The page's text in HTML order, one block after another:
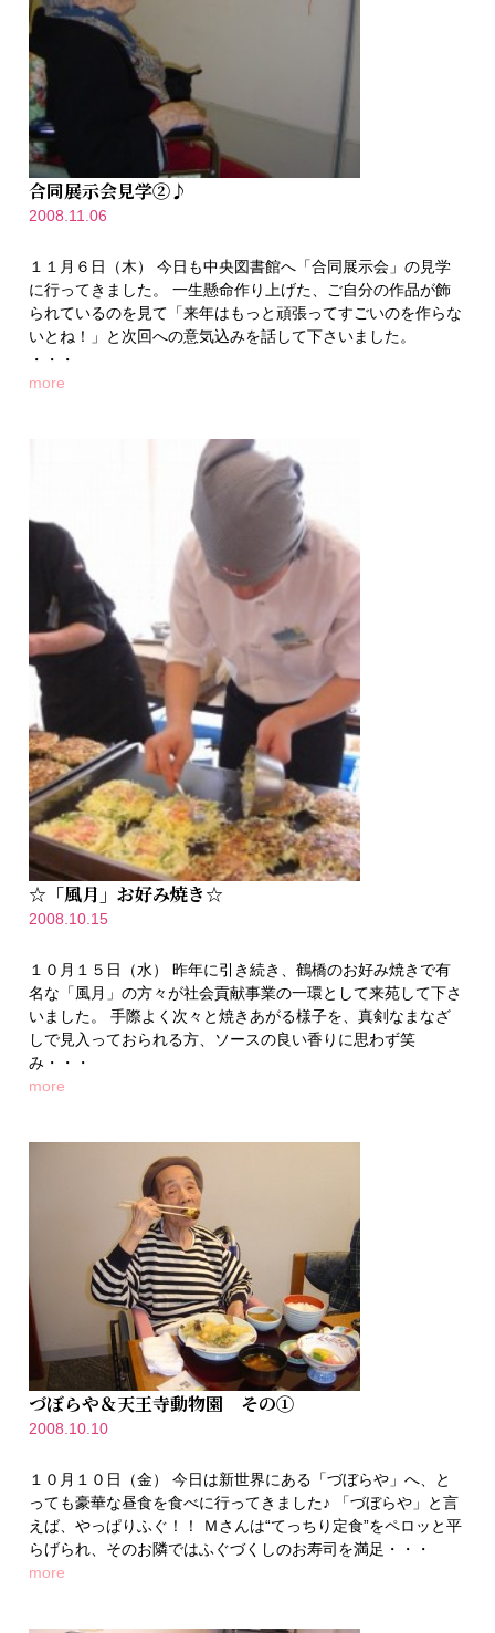
合同展示会見学②♪
2008.11.06
１１月６日（木） 今日も中央図書館へ「合同展示会」の見学
に行ってきました。 一生懸命作り上げた、ご自分の作品が飾
られているのを見て「来年はもっと頑張ってすごいのを作らな
いとね！」と次回への意気込みを話して下さいました。
・・・
more
☆「風月」お好み焼き☆
2008.10.15
１０月１５日（水） 昨年に引き続き、鶴橋のお好み焼きで有
名な「風月」の方々が社会貢献事業の一環として来苑して下さ
いました。 手際よく次々と焼きあがる様子を、真剣なまなざ
しで見入っておられる方、ソースの良い香りに思わず笑
み・・・
more
づぼらや＆天王寺動物園 その①
2008.10.10
１０月１０日（金） 今日は新世界にある「づぼらや」へ、と
っても豪華な昼食を食べに行ってきました♪ 「づぼらや」と言
えば、やっぱりふぐ！！ Ｍさんは“てっちり定食”をペロッと平
らげられ、そのお隣ではふぐづくしのお寿司を満足・・・
more